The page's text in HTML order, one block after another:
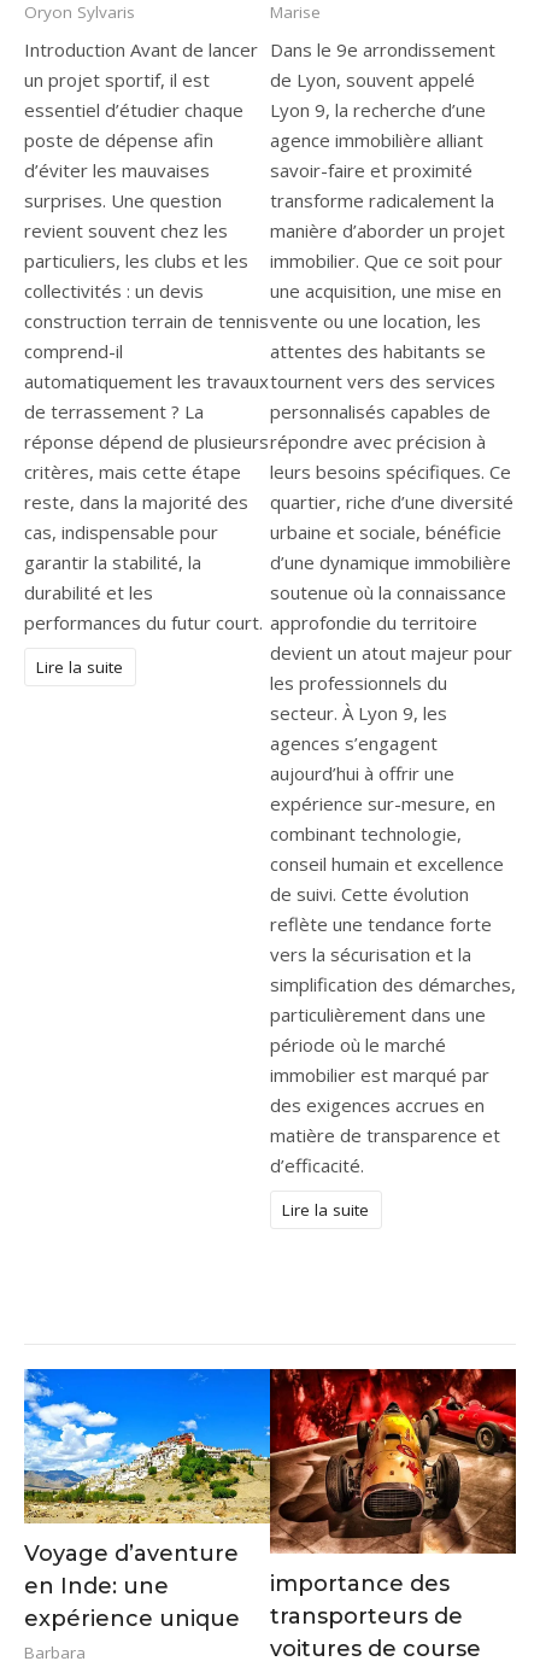
Oryon Sylvaris
Introduction Avant de lancer
un projet sportif, il est
essentiel d’étudier chaque
poste de dépense afin
d’éviter les mauvaises
surprises. Une question
revient souvent chez les
particuliers, les clubs et les
collectivités : un devis
construction terrain de tennis
comprend-il
automatiquement les travaux
de terrassement ? La
réponse dépend de plusieurs
critères, mais cette étape
reste, dans la majorité des
cas, indispensable pour
garantir la stabilité, la
durabilité et les
performances du futur court.
Lire la suite
Marise
Dans le 9e arrondissement
de Lyon, souvent appelé
Lyon 9, la recherche d’une
agence immobilière alliant
savoir-faire et proximité
transforme radicalement la
manière d’aborder un projet
immobilier. Que ce soit pour
une acquisition, une mise en
vente ou une location, les
attentes des habitants se
tournent vers des services
personnalisés capables de
répondre avec précision à
leurs besoins spécifiques. Ce
quartier, riche d’une diversité
urbaine et sociale, bénéficie
d’une dynamique immobilière
soutenue où la connaissance
approfondie du territoire
devient un atout majeur pour
les professionnels du
secteur. À Lyon 9, les
agences s’engagent
aujourd’hui à offrir une
expérience sur-mesure, en
combinant technologie,
conseil humain et excellence
de suivi. Cette évolution
reflète une tendance forte
vers la sécurisation et la
simplification des démarches,
particulièrement dans une
période où le marché
immobilier est marqué par
des exigences accrues en
matière de transparence et
d’efficacité.
Lire la suite
Voyage d’aventure
en Inde: une
expérience unique
Barbara
importance des
transporteurs de
voitures de course